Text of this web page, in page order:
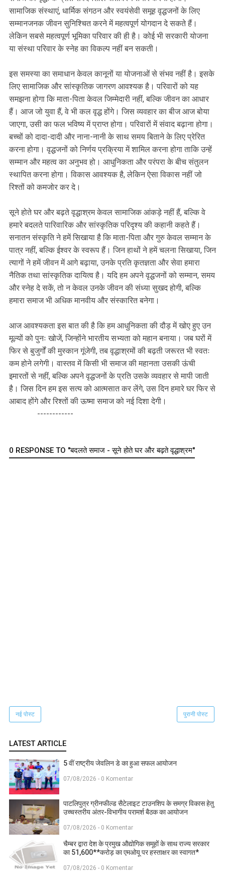
सामाजिक संस्थाएं, धार्मिक संगठन और स्वयंसेवी समूह वृद्धजनों के लिए
सम्मानजनक जीवन सुनिश्चित करने में महत्वपूर्ण योगदान दे सकते हैं।
लेकिन सबसे महत्वपूर्ण भूमिका परिवार की ही है। कोई भी सरकारी योजना
या संस्था परिवार के स्नेह का विकल्प नहीं बन सकती।
इस समस्या का समाधान केवल कानूनों या योजनाओं से संभव नहीं है। इसके
लिए सामाजिक और सांस्कृतिक जागरण आवश्यक है। परिवारों को यह
समझना होगा कि माता-पिता केवल जिम्मेदारी नहीं, बल्कि जीवन का आधार
हैं। आज जो युवा हैं, वे भी कल वृद्ध होंगे। जिस व्यवहार का बीज आज बोया
जाएगा, उसी का फल भविष्य में प्राप्त होगा। परिवारों में संवाद बढ़ाना होगा।
बच्चों को दादा-दादी और नाना-नानी के साथ समय बिताने के लिए प्रेरित
करना होगा। वृद्धजनों को निर्णय प्रक्रिया में शामिल करना होगा ताकि उन्हें
सम्मान और महत्व का अनुभव हो। आधुनिकता और परंपरा के बीच संतुलन
स्थापित करना होगा। विकास आवश्यक है, लेकिन ऐसा विकास नहीं जो
रिश्तों को कमजोर कर दे।
सूने होते घर और बढ़ते वृद्धाश्रम केवल सामाजिक आंकड़े नहीं हैं, बल्कि वे
हमारे बदलते पारिवारिक और सांस्कृतिक परिदृश्य की कहानी कहते हैं।
सनातन संस्कृति ने हमें सिखाया है कि माता-पिता और गुरु केवल सम्मान के
पात्र नहीं, बल्कि ईश्वर के स्वरूप हैं। जिन हाथों ने हमें चलना सिखाया, जिन
त्यागों ने हमें जीवन में आगे बढ़ाया, उनके प्रति कृतज्ञता और सेवा हमारा
नैतिक तथा सांस्कृतिक दायित्व है। यदि हम अपने वृद्धजनों को सम्मान, समय
और स्नेह दे सकें, तो न केवल उनके जीवन की संध्या सुखद होगी, बल्कि
हमारा समाज भी अधिक मानवीय और संस्कारित बनेगा।
आज आवश्यकता इस बात की है कि हम आधुनिकता की दौड़ में खोए हुए उन
मूल्यों को पुनः खोजें, जिन्होंने भारतीय सभ्यता को महान बनाया। जब घरों में
फिर से बुजुर्गों की मुस्कान गूंजेगी, तब वृद्धाश्रमों की बढ़ती जरूरत भी स्वतः
कम होने लगेगी। वास्तव में किसी भी समाज की महानता उसकी ऊंची
इमारतों से नहीं, बल्कि अपने वृद्धजनों के प्रति उसके व्यवहार से मापी जाती
है। जिस दिन हम इस सत्य को आत्मसात कर लेंगे, उस दिन हमारे घर फिर से
आबाद होंगे और रिश्तों की ऊष्मा समाज को नई दिशा देगी।
------------
0 RESPONSE TO "बदलते समाज - सूने होते घर और बढ़ते वृद्धाश्रम"
नई पोस्ट पुरानी पोस्ट
LATEST ARTICLE
5 वीं राष्ट्रीय जेवलिन डे का हुआ सफल आयोजन
07/08/2026 - 0 Komentar
पाटलिपुत्र ग्रीनफील्ड सैटेलाइट टाउनशिप के समग्र विकास हेतु
उच्चस्तरीय अंतर-विभागीय परामर्श बैठक का आयोजन
07/08/2026 - 0 Komentar
चैम्बर द्वारा देश के प्रमुख औद्योगिक समूहों के साथ राज्य सरकार
का 51,600**करोड़ का एमओयू पर हस्ताक्षर का स्वागत*
07/08/2026 - 0 Komentar